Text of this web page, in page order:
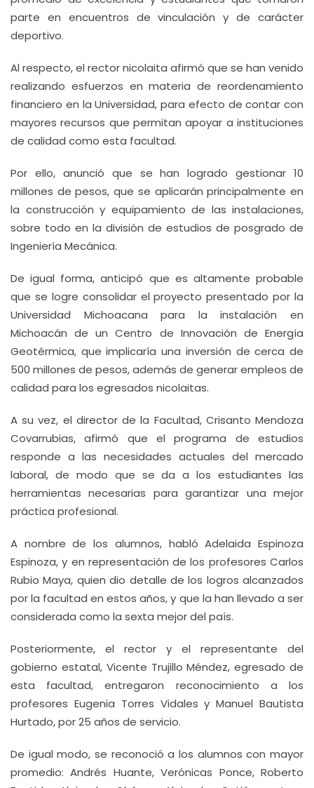
parte en encuentros de vinculación y de carácter
deportivo.
Al respecto, el rector nicolaita afirmó que se han venido
realizando esfuerzos en materia de reordenamiento
financiero en la Universidad, para efecto de contar con
mayores recursos que permitan apoyar a instituciones
de calidad como esta facultad.
Por ello, anunció que se han logrado gestionar 10
millones de pesos, que se aplicarán principalmente en
la construcción y equipamiento de las instalaciones,
sobre todo en la división de estudios de posgrado de
Ingeniería Mecánica.
De igual forma, anticipó que es altamente probable
que se logre consolidar el proyecto presentado por la
Universidad Michoacana para la instalación en
Michoacán de un Centro de Innovación de Energía
Geotérmica, que implicaría una inversión de cerca de
500 millones de pesos, además de generar empleos de
calidad para los egresados nicolaitas.
A su vez, el director de la Facultad, Crisanto Mendoza
Covarrubias, afirmó que el programa de estudios
responde a las necesidades actuales del mercado
laboral, de modo que se da a los estudiantes las
herramientas necesarias para garantizar una mejor
práctica profesional.
A nombre de los alumnos, habló Adelaida Espinoza
Espinoza, y en representación de los profesores Carlos
Rubio Maya, quien dio detalle de los logros alcanzados
por la facultad en estos años, y que la han llevado a ser
considerada como la sexta mejor del país.
Posteriormente, el rector y el representante del
gobierno estatal, Vicente Trujillo Méndez, egresado de
esta facultad, entregaron reconocimiento a los
profesores Eugenia Torres Vidales y Manuel Bautista
Hurtado, por 25 años de servicio.
De igual modo, se reconoció a los alumnos con mayor
promedio: Andrés Huante, Verónicas Ponce, Roberto